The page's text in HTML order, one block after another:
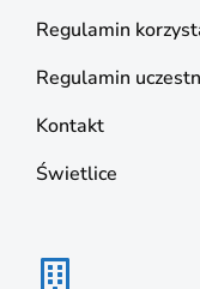
Regulamin
Regulamin
Kontakt
Świetlice